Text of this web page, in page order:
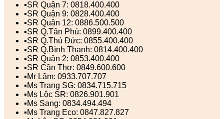
▪️SR Quận 7: 0818.400.400
▪️SR Quận 9: 0828.400.400
▪️SR Quận 12: 0886.500.500
▪️SR Q.Tân Phú: 0899.400.400
▪️SR Q.Thủ Đức: 0855.400.400
▪️SR Q.Bình Thạnh: 0814.400.400
▪️SR Quận 2: 0853.400.400
▪️SR Cần Thơ: 0849.600.600
▪️Mr Lãm: 0933.707.707
▪️Ms Trang SG: 0834.715.715
▪️Ms Lộc SR: 0826.901.901
▪️Ms Sang: 0834.494.494
▪️Ms Trang Eco: 0847.827.827